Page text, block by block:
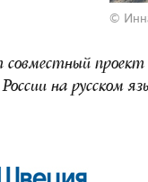
©
совместный
на русском